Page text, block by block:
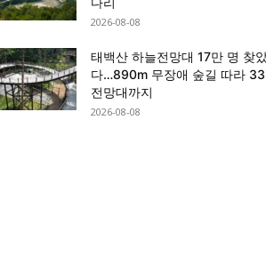
2026-08-08
태백산 하늘전망대 17만 명 찾
다…890m 무장애 숲길 따라
전망대까지
2026-08-08